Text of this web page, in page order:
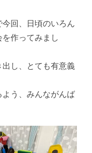
回、日頃のいろん
作ってみまし
し、とても有意義
よう、みんながんば